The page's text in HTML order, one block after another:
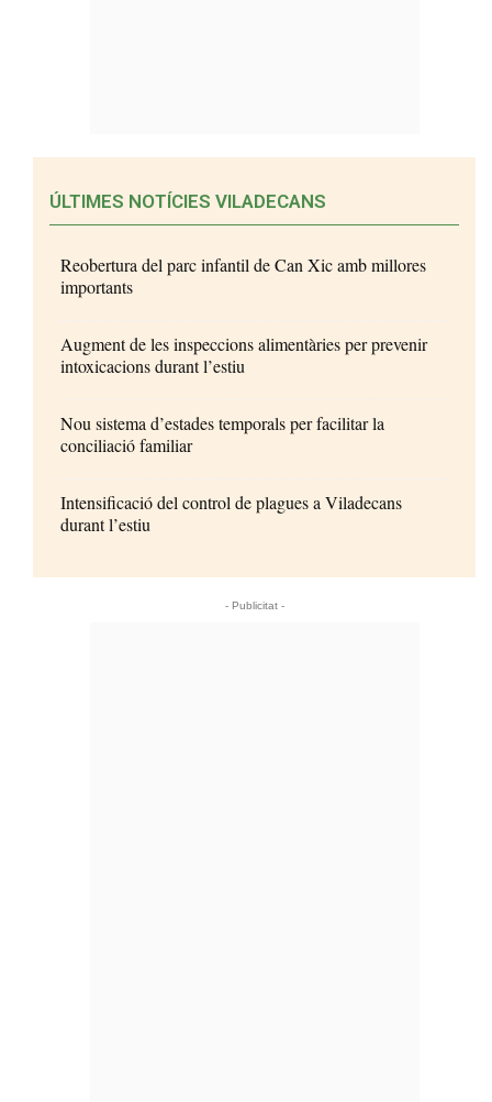
ÚLTIMES NOTÍCIES VILADECANS
Reobertura del parc infantil de Can Xic amb millores
importants
Augment de les inspeccions alimentàries per prevenir
intoxicacions durant l’estiu
Nou sistema d’estades temporals per facilitar la
conciliació familiar
Intensificació del control de plagues a Viladecans
durant l’estiu
- Publicitat -